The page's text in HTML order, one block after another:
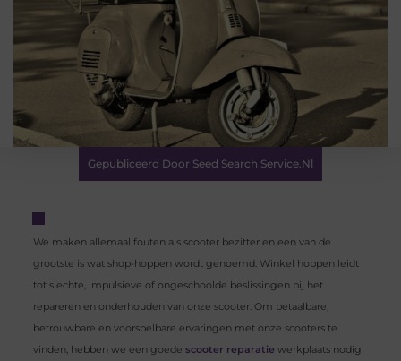
Gepubliceerd Door Seed Search Service.nl
We maken allemaal fouten als scooter bezitter en een van de
grootste is wat shop-hoppen wordt genoemd. Winkel hoppen leidt
tot slechte, impulsieve of ongeschoolde beslissingen bij het
repareren en onderhouden van onze scooter. Om betaalbare,
betrouwbare en voorspelbare ervaringen met onze scooters te
vinden, hebben we een goede scooter reparatie werkplaats nodig